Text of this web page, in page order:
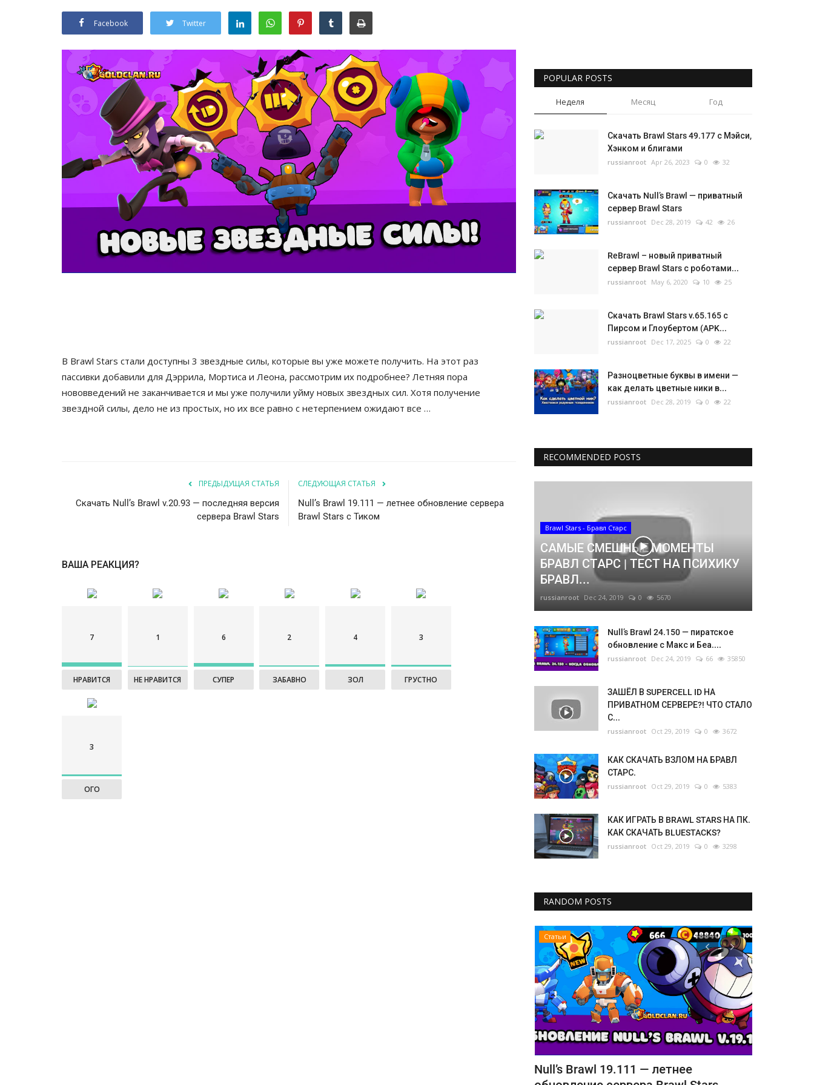
Facebook Twitter
В Brawl Stars стали доступны 3 звездные силы, которые вы уже можете получить. На этот раз
пассивки добавили для Дэррила, Мортиса и Леона, рассмотрим их подробнее? Летняя пора
нововведений не заканчивается и мы уже получили уйму новых звездных сил. Хотя получение
звездной силы, дело не из простых, но их все равно с нетерпением ожидают все …
ПРЕДЫДУЩАЯ СТАТЬЯ
Скачать Null’s Brawl v.20.93 — последняя версия
сервера Brawl Stars
СЛЕДУЮЩАЯ СТАТЬЯ
Null’s Brawl 19.111 — летнее обновление сервера
Brawl Stars c Тиком
ВАША РЕАКЦИЯ?
7
НРАВИТСЯ
1
НЕ НРАВИТСЯ
6
СУПЕР
2
ЗАБАВНО
4
ЗОЛ
3
ГРУСТНО
3
ОГО
POPULAR POSTS
Неделя Месяц Год
Скачать Brawl Stars 49.177 с Мэйси,
Хэнком и блигами
russianroot Apr 26, 2023 0 32
Скачать Null’s Brawl — приватный
сервер Brawl Stars
russianroot Dec 28, 2019 42 26
ReBrawl – новый приватный
сервер Brawl Stars с роботами...
russianroot May 6, 2020 10 25
Скачать Brawl Stars v.65.165 с
Пирсом и Глоубертом (APK...
russianroot Dec 17, 2025 0 22
Разноцветные буквы в имени —
как делать цветные ники в...
russianroot Dec 28, 2019 0 22
RECOMMENDED POSTS
Brawl Stars - Бравл Старс
САМЫЕ СМЕШНЫЕ МОМЕНТЫ
БРАВЛ СТАРС | ТЕСТ НА ПСИХИКУ
БРАВЛ...
russianroot Dec 24, 2019 0 5670
Null’s Brawl 24.150 — пиратское
обновление с Макс и Беа....
russianroot Dec 24, 2019 66 35850
ЗАШЁЛ В SUPERCELL ID НА
ПРИВАТНОМ СЕРВЕРЕ?! ЧТО СТАЛО
С...
russianroot Oct 29, 2019 0 3672
КАК СКАЧАТЬ ВЗЛОМ НА БРАВЛ
СТАРС.
russianroot Oct 29, 2019 0 5383
КАК ИГРАТЬ В BRAWL STARS НА ПК.
КАК СКАЧАТЬ BLUESTACKS?
russianroot Oct 29, 2019 0 3298
RANDOM POSTS
Статьи
Brawl Stars перестает поддерживать